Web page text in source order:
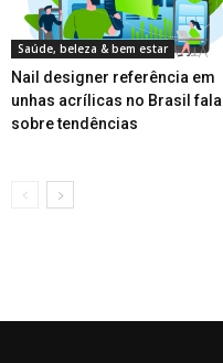
Saúde, beleza & bem estar
Nail designer referência em
unhas acrílicas no Brasil fala
sobre tendências